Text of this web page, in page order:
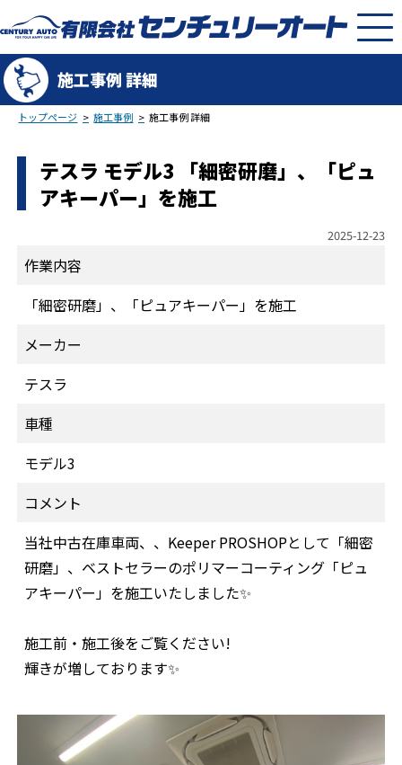
施工事例 詳細
トップページ 施工事例 施工事例 詳細
テスラ モデル3 「細密研磨」、「ピュ
アキーパー」を施工
2025-12-23
作業内容
「細密研磨」、「ピュアキーパー」を施工
メーカー
テスラ
車種
モデル3
コメント
当社中古在庫車両、、Keeper PROSHOPとして「細密
研磨」、ベストセラーのポリマーコーティング「ピュ
アキーパー」を施工いたしました✨
施工前・施工後をご覧ください!
輝きが増しております✨